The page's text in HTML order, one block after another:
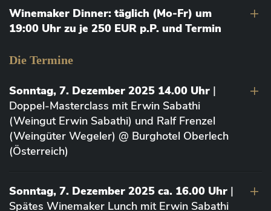
Winemaker Dinner: täglich (Mo-Fr) um
19:00 Uhr zu je 250 EUR p.P. und Termin
Die Termine
Sonntag, 7. Dezember 2025 14.00 Uhr |
Doppel-Masterclass mit Erwin Sabathi
(Weingut Erwin Sabathi) und Ralf Frenzel
(Weingüter Wegeler) @ Burghotel Oberlech
(Österreich)
Sonntag, 7. Dezember 2025 ca. 16.00 Uhr |
Spätes Winemaker Lunch mit Erwin Sabathi